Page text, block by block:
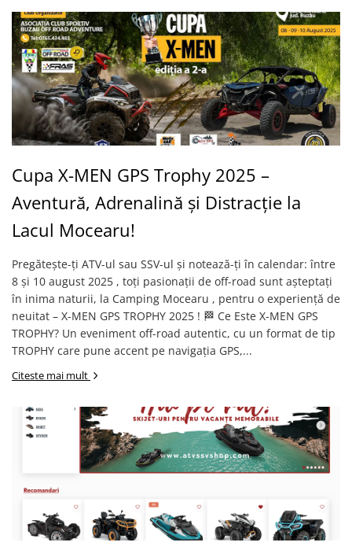
Protectii
Sosete
Armura
ECHIPAMENTE COPII
Casti
Manusi
Tricouri
Set Complet
Borseta
Geanta
ECHIPAMENTE SKIJET
ACCESORII
CONSUMABILE
VEHICULE RULATE
Cupa X-MEN GPS Trophy 2025 –
Aventură, Adrenalină și Distracție la
Lacul Mocearu!
Pregătește-ți ATV-ul sau SSV-ul și notează-ți în calendar: între
8 și 10 august 2025 , toți pasionații de off-road sunt așteptați
în inima naturii, la Camping Mocearu , pentru o experiență de
neuitat – X-MEN GPS TROPHY 2025 ! 🏁 Ce Este X-MEN GPS
TROPHY? Un eveniment off-road autentic, cu un format de tip
TROPHY care pune accent pe navigația GPS,...
Citeste mai mult